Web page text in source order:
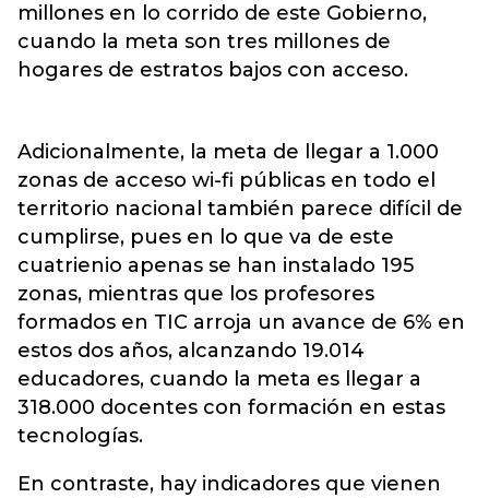
millones en lo corrido de este Gobierno,
cuando la meta son tres millones de
hogares de estratos bajos con acceso.
Adicionalmente, la meta de llegar a 1.000
zonas de acceso wi-fi públicas en todo el
territorio nacional también parece difícil de
cumplirse, pues en lo que va de este
cuatrienio apenas se han instalado 195
zonas, mientras que los profesores
formados en TIC arroja un avance de 6% en
estos dos años, alcanzando 19.014
educadores, cuando la meta es llegar a
318.000 docentes con formación en estas
tecnologías.
En contraste, hay indicadores que vienen